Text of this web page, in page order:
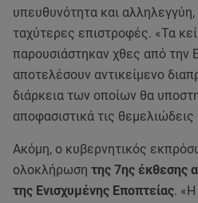
υπευθυνότητα και
ταχύτερες επιστροφές. «Τα
παρουσιάστηκαν χθες από την
αποτελέσουν αντικείμενο
διάρκεια των οποίων θα
αποφασιστικά τις
Ακόμη, ο κυβερνητικός
ολοκλήρωση της 7ης έκθεσης
της Ενισχυμένης Εποπτείας.